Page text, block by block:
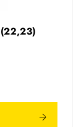
(22,23)